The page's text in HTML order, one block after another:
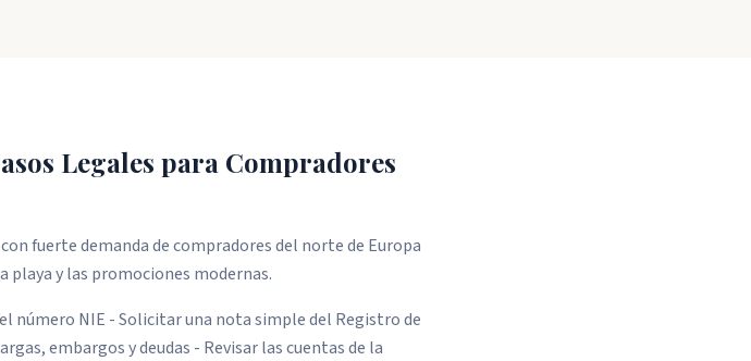
Legales para Compradores
fuerte demanda de compradores del norte de Europa
y las promociones modernas.
número NIE - Solicitar una nota simple del Registro de
embargos y deudas - Revisar las cuentas de la